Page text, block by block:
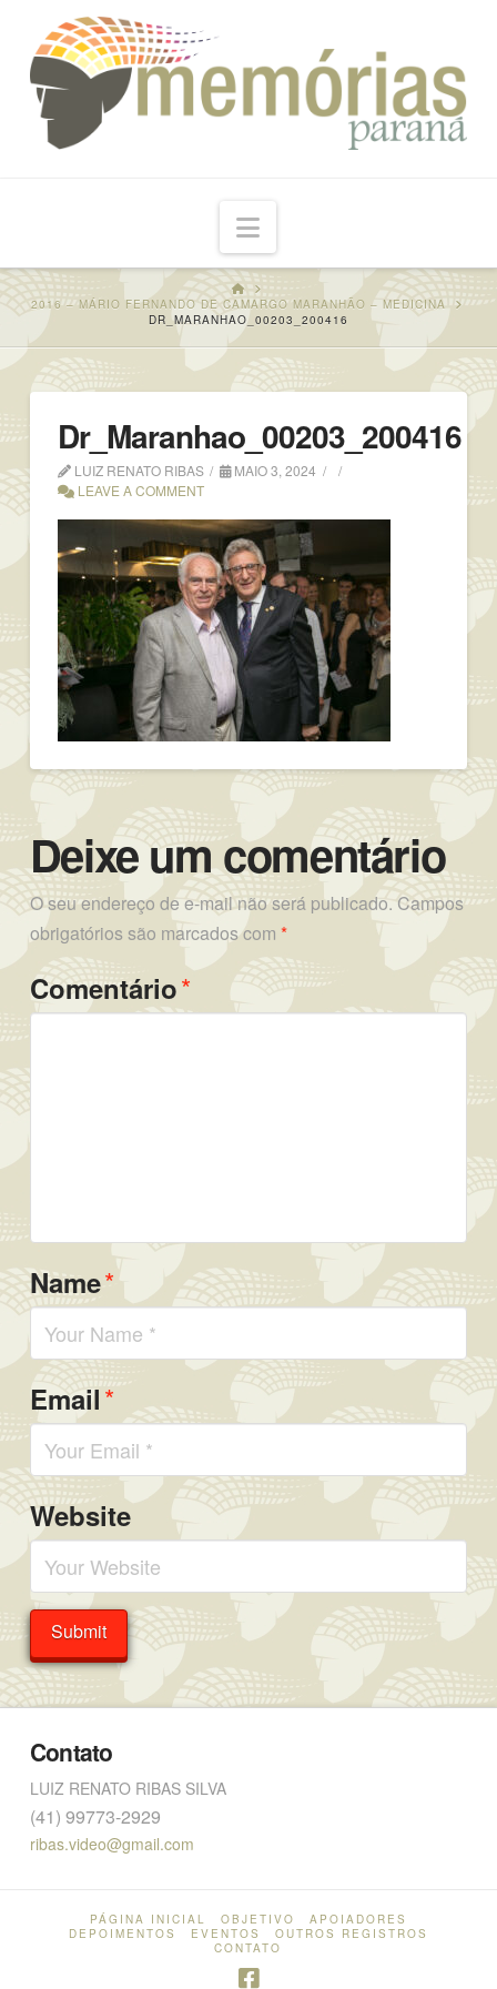
Navigation
HOME
2016 – MÁRIO FERNANDO DE CAMARGO MARANHÃO – MEDICINA
DR_MARANHAO_00203_200416
Dr_Maranhao_00203_200416
LUIZ RENATO RIBAS
MAIO 3, 2024
LEAVE A COMMENT
Deixe um comentário
O seu endereço de e-mail não será publicado. Campos
obrigatórios são marcados com *
Comentário*
Name*
Email*
Website
Contato
LUIZ RENATO RIBAS SILVA
(41) 99773-2929
ribas.video@gmail.com
PÁGINA INICIAL OBJETIVO
APOIADORES
DEPOIMENTOS
EVENTOS
OUTROS REGISTROS
CONTATO